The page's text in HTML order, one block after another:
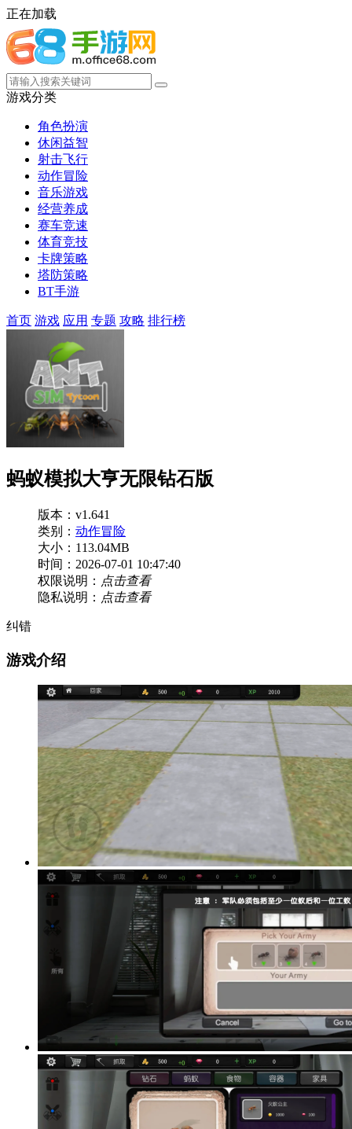
正在加载
游戏分类
角色扮演
休闲益智
射击飞行
动作冒险
音乐游戏
经营养成
赛车竞速
体育竞技
卡牌策略
塔防策略
BT手游
首页 游戏 应用 专题 攻略 排行榜
蚂蚁模拟大亨无限钻石版
版本：v1.641
类别： 动作冒险
大小：113.04MB
时间：2026-07-01 10:47:40
权限说明： 点击查看
隐私说明： 点击查看
纠错
游戏介绍